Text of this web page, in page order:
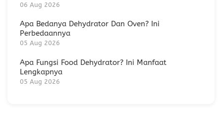
06 Aug 2026
Apa Bedanya Dehydrator Dan Oven? Ini
Perbedaannya
05 Aug 2026
Apa Fungsi Food Dehydrator? Ini Manfaat
Lengkapnya
05 Aug 2026